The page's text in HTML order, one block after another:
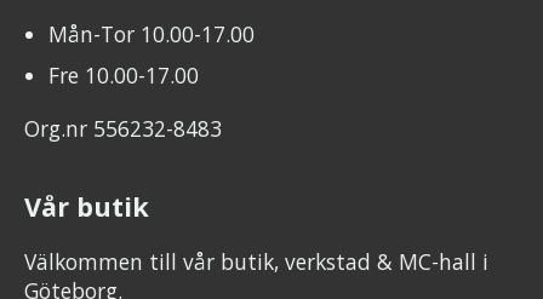
Mån-Tor 10.00-17.00
Fre 10.00-17.00
Org.nr 556232-8483
Vår butik
Välkommen till vår butik, verkstad & MC-hall i
Göteborg.